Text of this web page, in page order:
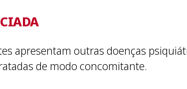
apresentam outras doenças
de modo concomitante.